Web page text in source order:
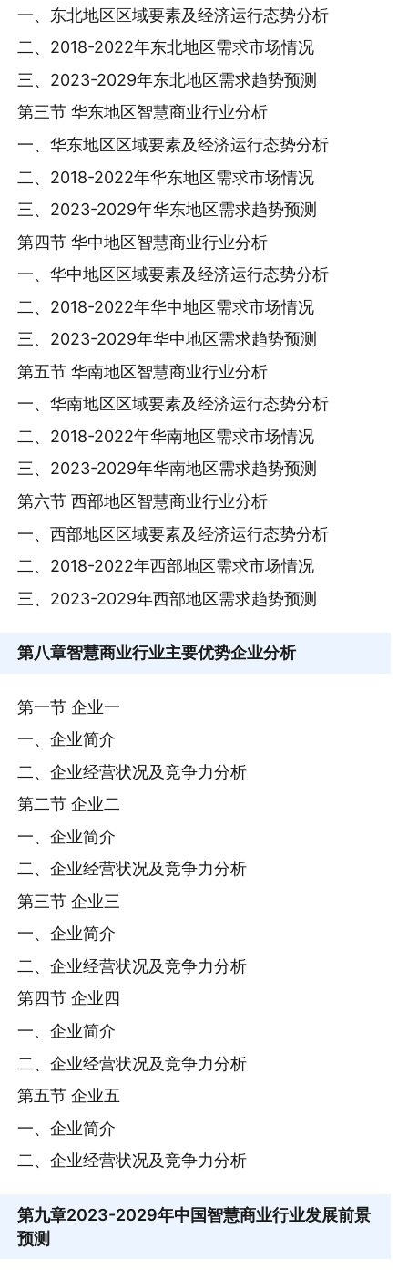
一、东北地区区域要素及经济运行态势分析
二、2018-2022年东北地区需求市场情况
三、2023-2029年东北地区需求趋势预测
第三节 华东地区智慧商业行业分析
一、华东地区区域要素及经济运行态势分析
二、2018-2022年华东地区需求市场情况
三、2023-2029年华东地区需求趋势预测
第四节 华中地区智慧商业行业分析
一、华中地区区域要素及经济运行态势分析
二、2018-2022年华中地区需求市场情况
三、2023-2029年华中地区需求趋势预测
第五节 华南地区智慧商业行业分析
一、华南地区区域要素及经济运行态势分析
二、2018-2022年华南地区需求市场情况
三、2023-2029年华南地区需求趋势预测
第六节 西部地区智慧商业行业分析
一、西部地区区域要素及经济运行态势分析
二、2018-2022年西部地区需求市场情况
三、2023-2029年西部地区需求趋势预测
第八章智慧商业行业主要优势企业分析
第一节 企业一
一、企业简介
二、企业经营状况及竞争力分析
第二节 企业二
一、企业简介
二、企业经营状况及竞争力分析
第三节 企业三
一、企业简介
二、企业经营状况及竞争力分析
第四节 企业四
一、企业简介
二、企业经营状况及竞争力分析
第五节 企业五
一、企业简介
二、企业经营状况及竞争力分析
第九章2023-2029年中国智慧商业行业发展前景
预测